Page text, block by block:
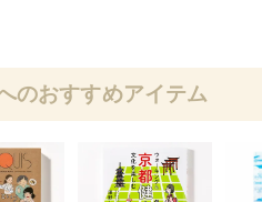
のおすすめアイテム